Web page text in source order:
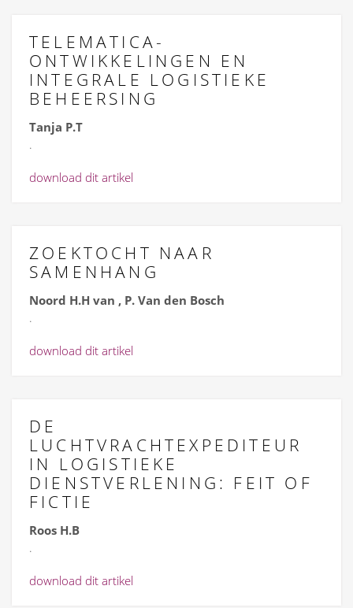
TELEMATICA-
ONTWIKKELINGEN EN
INTEGRALE LOGISTIEKE
BEHEERSING
Tanja P.T
.
download dit artikel
ZOEKTOCHT NAAR
SAMENHANG
Noord H.H van , P. Van den Bosch
.
download dit artikel
DE
LUCHTVRACHTEXPEDITEUR
IN LOGISTIEKE
DIENSTVERLENING: FEIT OF
FICTIE
Roos H.B
.
download dit artikel